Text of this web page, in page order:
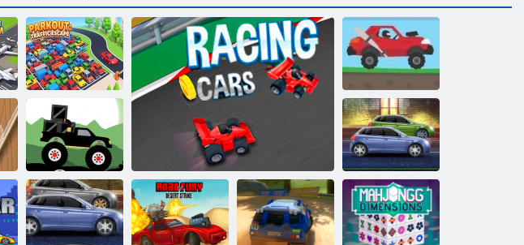
ParkOur: Traffic
Escape
Augstas
sacīkstes 2
Monster Truck
Meža Piegāde
Varens Motors